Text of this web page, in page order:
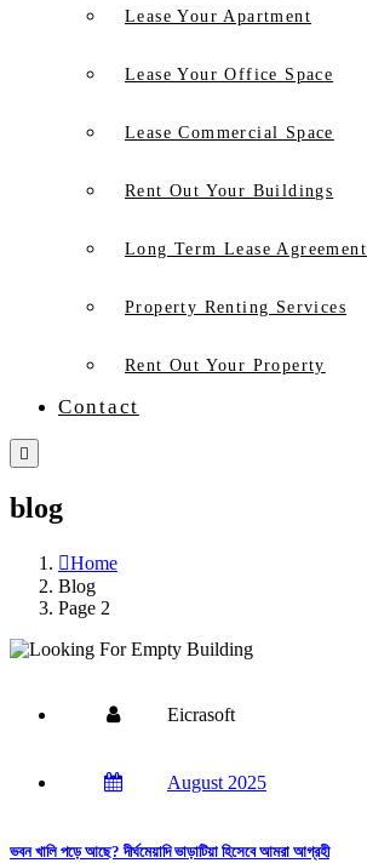
Lease Your Apartment
Lease Your Office Space
Lease Commercial Space
Rent Out Your Buildings
Long Term Lease Agreement
Property Renting Services
Rent Out Your Property
Contact
blog
Home
Blog
Page 2
Eicrasoft
August 2025
ভবন খালি পড়ে আছে? দীর্ঘমেয়াদি ভাড়াটিয়া হিসেবে আমরা আগ্রহী